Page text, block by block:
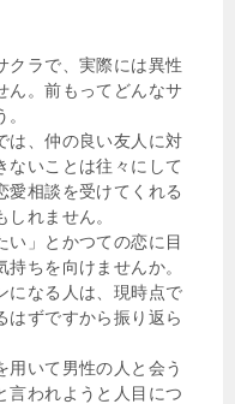
クラで、実際には異性
ん。前もってどんなサ
は、仲の良い友人に対
ないことは往々にして
愛相談を受けてくれる
れません。
い」とかつての恋に目
ちを向けませんか。
になる人は、現時点で
はずですから振り返ら
用いて男性の人と会う
言われようと人目につ